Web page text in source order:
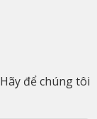
để chúng tôi